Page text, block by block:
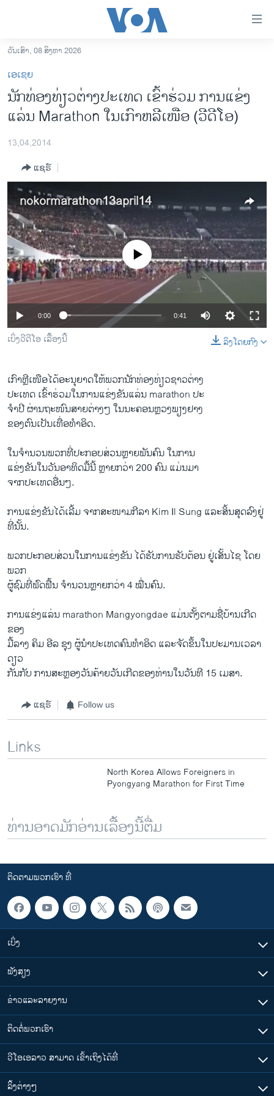
ເຂົ້າ
ຫາ
ຂ້າມ
ຂ້າມ
ຂ້າມ
ຫາ
ລາວ
ອາເມຣິກາ
ຂ່າວ​ຈີນ
ໂລກ
ເອເຊຍ
ອິດສະຫຼະພາບດ້ານການຂ່າວ
ຊີວິດຊາວລາວ
ຊຸມຊົນຊາວລາວ
ວິທະຍາສາດ-ເທັກໂນໂລຈີ
ທຸລະກິດ
ພາສາອັງກິດ
ສຽງ
ລາຍການກະຈາຍສຽງ
ລາຍງານ
ຕິດຕາມພວກເຮົາ ທີ່
ພາສາຕ່າງໆ
ວັນເສົາ, 08 ສິງຫາ 2026
ເອເຊຍ
ນັກທ່ອງທ່ຽວຕ່າງປະເທດ ເຂົ້າຮ່ວມ ການແຂ່ງ
ແລ່ນ Marathon ໃນເກົາຫລີເໜືອ (ວີດີໂອ)
13,04,2014
ແຊຣ໌
nokormarathon13april14
No media source currently available
0:00 0:41
ລິງໂດຍກົງ
ເບິ່ງວີດີໂອ ເລື້ອງນີ້
ເກົາຫຼີ​ເໜືອ​ໄດ້​ອະນຸຍາດ​ໃຫ້​ພວກ​ນັກ​ທ່ອງ​ທ່ຽວ​ຊາວ​ຕ່າງ
ປະ​ເທດ ​ເຂົ້າ​ຮ່ວມ​ໃນການ​ແຂ່ງຂັນ​ແລ່ນ marathon ປະ
ຈຳ​ປີ ຜ່ານ​ຖະໜົນ​ສາຍ​ຕ່າງໆ ​ໃນ​ນະຄອນຫຼວງ​ພຽງ​ຢາງ​
ຂອງ​ຕົນເປັນ​ເທື່ອ​ທຳ​ອິດ​.
​ໃນ​ຈຳນວນພວກ​ທີ່​ປະກອບສ່ວນ​ຫຼາຍ​ພັນ​ຄົນ ໃນ​ການ​
ແຂ່ງຂັນ​ໃນ​ວັນ​ອາທິດ​ມື້​ນີ້ ຫຼາຍ​ກວ່າ 200 ຄົນ ​ແມ່ນ​ມາ​
ຈາກ​ປະ​ເທດ​ອື່ນໆ.
ການ​ແຂ່ງຂັນໄດ້​ເລີ້ມ ​ຈາກ​ສະໜາມ​ກີລາ Kim Il Sung ​ແລະ​ສິ້ນສຸດ​ລົງ​ຢູ່​
ທີ່​ນັ້ນ.
ພວກ​ປະກອບ​ສ່ວນ​ໃນ​ການ​ແຂ່ງຂັນ ​ໄດ້​ຮັບ​ການ​ຮັບຕ້ອນ ​ຢູ່​ເສັ້ນໄຊ ​ໂດຍ​
ພວກ​
ຜູ້​ຊົມ​ທີ່ຟົດ​ຟື້ນ​ ຈຳນວນ​ຫຼາຍ​ກວ່າ 4 ໝື່ນ​ຄົນ.
ການ​ແຂ່ງ​ແລ່ນ marathon Mangyongdae ​ແມ່ນ​ຕັ້ງຕາມ​ຊື່​ບ້ານເກີດ
ຂອງ
ມື້​ລາງ​ ຄິມ ອີລ ຊຸງ ຜູ້ນຳ​ປະ​ເທດ​ຄົນ​ທຳ​ອິດ ແລະ​ຈັດຂຶ້ນ​ໃນ​ປະມານເວລາ​
ດຽວ
​ກັນ​ກັບ ການ​ສະຫຼອງ​ວັນ​ຄ້າຍ​ວັນ​ເກີດ​ຂອງ​ທ່ານ​ໃນ​ວັນ​ທີ 15 ​ເມສາ​.
ແຊຣ໌ Follow us
Links
North Korea Allows Foreigners in
Pyongyang Marathon for First Time
ທ່ານອາດມັກອ່ານເລື້ອງນີ້ຕື່ມ
ຕິດຕາມພວກເຮົາ ທີ່
ເບິ່ງ
ຟັງສຽງ
ຂ່າວແລະລາຍງານ
ຕິດຕໍ່ພວກເຮົາ
ວີໂອເອລາວ ສາມາດ ເຂົ້າເຖິງໄດ້ທີ່
​ລິ້ງ​ຕ່າງໆ